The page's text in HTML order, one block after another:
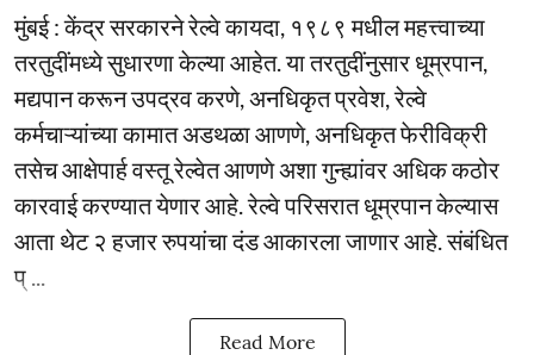
मुंबई : केंद्र सरकारने रेल्वे कायदा, १९८९ मधील महत्त्वाच्या
तरतुदींमध्ये सुधारणा केल्या आहेत. या तरतुदींनुसार धूम्रपान,
मद्यपान करून उपद्रव करणे, अनधिकृत प्रवेश, रेल्वे
कर्मचाऱ्यांच्या कामात अडथळा आणणे, अनधिकृत फेरीविक्री
तसेच आक्षेपार्ह वस्तू रेल्वेत आणणे अशा गुन्ह्यांवर अधिक कठोर
कारवाई करण्यात येणार आहे. रेल्वे परिसरात धूम्रपान केल्यास
आता थेट २ हजार रुपयांचा दंड आकारला जाणार आहे. संबंधित
प् ...
Read More